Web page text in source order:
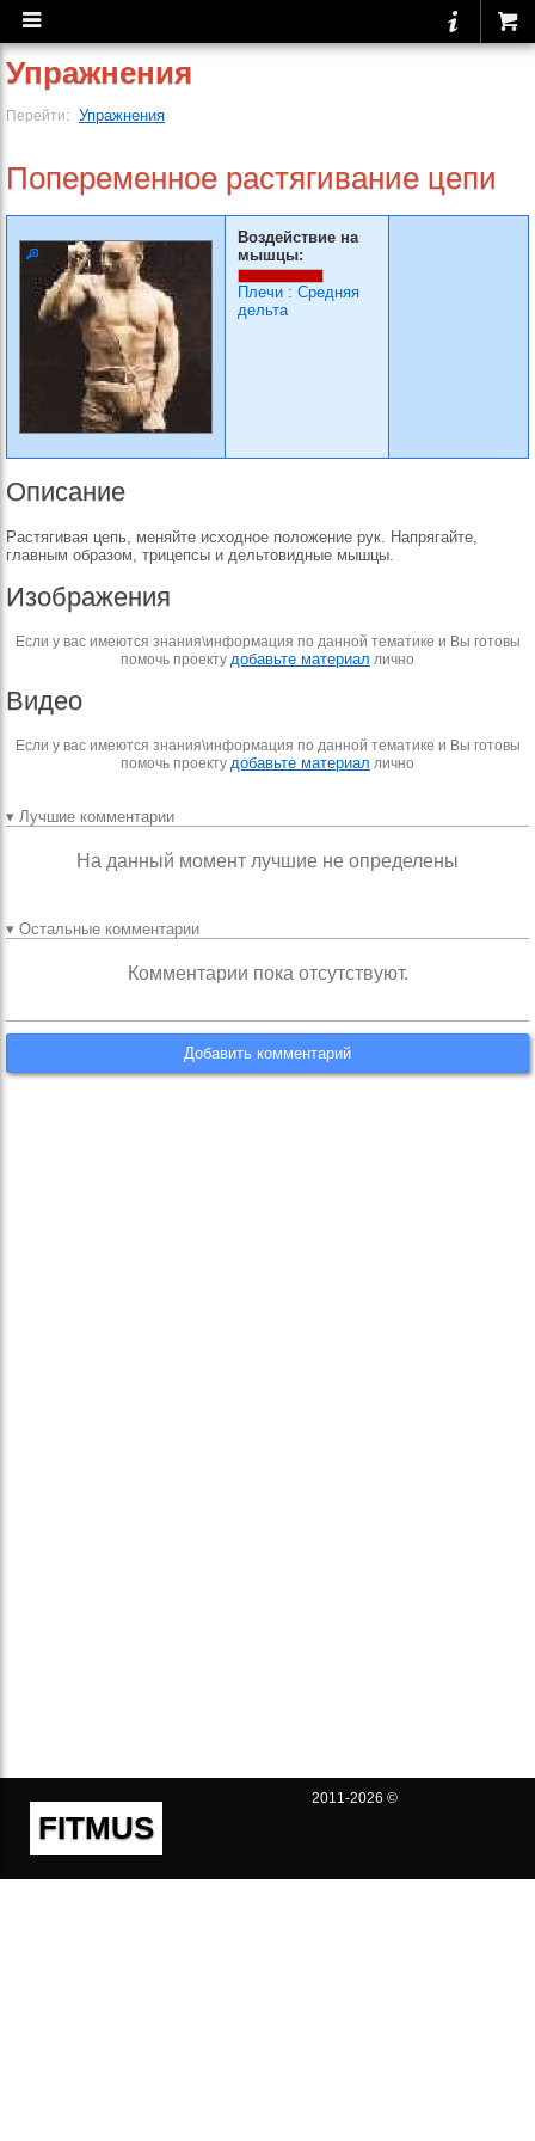
Упражнения
Перейти: Упражнения
Попеременное растягива­ние цепи
Воздействие на
мышцы:
Плечи : Средняя
дельта
Описание
Растягивая цепь, меняйте исходное положение рук. Напрягайте,
главным образом, трицепсы и дельтовидные мышцы.
Изображения
Если у вас имеются знания\информация по данной тематике и Вы готовы
помочь проекту добавьте материал лично
Видео
Если у вас имеются знания\информация по данной тематике и Вы готовы
помочь проекту добавьте материал лично
▾ Лучшие комментарии
На данный момент лучшие не определены
▾ Остальные комментарии
Комментарии пока отсутствуют.
Добавить комментарий
FITMUS
2011-2026 ©